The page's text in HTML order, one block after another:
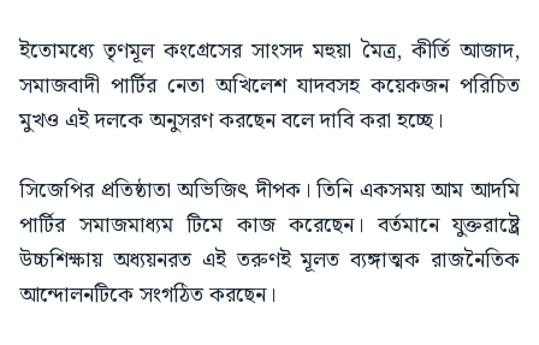
ইতোমধ্যে তৃণমূল কংগ্রেসের সাংসদ মহুয়া মৈত্র, কীর্তি আজাদ,
সমাজবাদী পার্টির নেতা অখিলেশ যাদবসহ কয়েকজন পরিচিত
মুখও এই দলকে অনুসরণ করছেন বলে দাবি করা হচ্ছে।
সিজেপির প্রতিষ্ঠাতা অভিজিৎ দীপক। তিনি একসময় আম আদমি
পার্টির সমাজমাধ্যম টিমে কাজ করেছেন। বর্তমানে যুক্তরাষ্ট্রে
উচ্চশিক্ষায় অধ্যয়নরত এই তরুণই মূলত ব্যঙ্গাত্মক রাজনৈতিক
আন্দোলনটিকে সংগঠিত করছেন।